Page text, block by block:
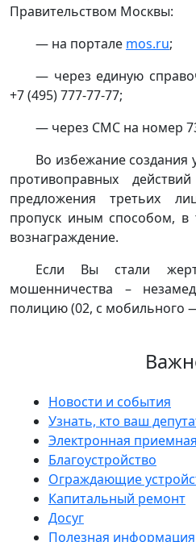
Правительством Москвы:
— на портале mos.ru;
— через единую
+7 (495) 777-77-77;
— через СМС на номер
Во избежание создания
противоправных
предложения третьих
пропуск иным способом,
вознаграждение.
Если Вы стали
мошенничества –
полицию (02, с мобильного
Новости и события
Узнать, кто ваш
Электронная приемная
Благоустройство
Ограждающие
Капитальный ремонт
Досуг
Полезная информация